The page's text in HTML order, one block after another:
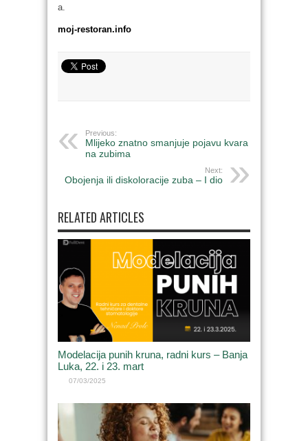
a.
moj-restoran.info
Previous:
Mlijeko znatno smanjuje pojavu kvara
na zubima
Next:
Obojenja ili diskoloracije zuba – I dio
RELATED ARTICLES
Modelacija punih kruna, radni kurs – Banja
Luka, 22. i 23. mart
07/03/2025